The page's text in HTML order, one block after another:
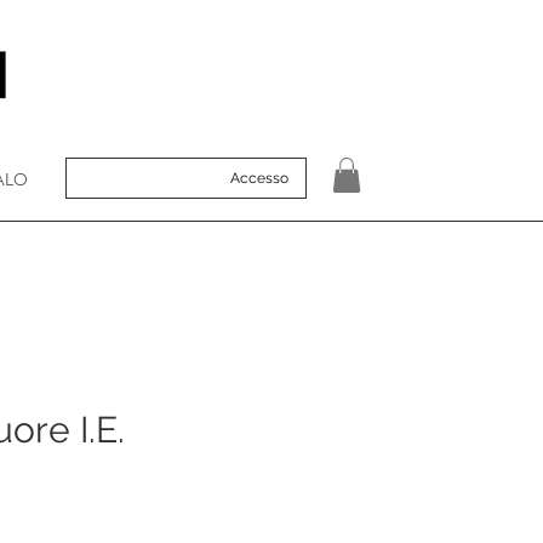
Accesso
I.E.